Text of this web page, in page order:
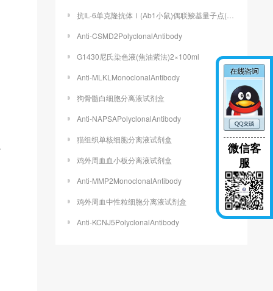
抗IL-6单克隆抗体Ⅰ(Ab1小鼠)偶联羧基量子点(CdSe/ZeS)
Anti-CSMD2PolyclonalAntibody
G1430尼氏染色液(焦油紫法)2×100ml
Anti-MLKLMonoclonalAntibody
狗骨髓白细胞分离液试剂盒
Anti-NAPSAPolyclonalAntibody
猫组织单核细胞分离液试剂盒
鸡外周血血小板分离液试剂盒
Anti-MMP2MonoclonalAntibody
鸡外周血中性粒细胞分离液试剂盒
Anti-KCNJ5PolyclonalAntibody
微信客
服